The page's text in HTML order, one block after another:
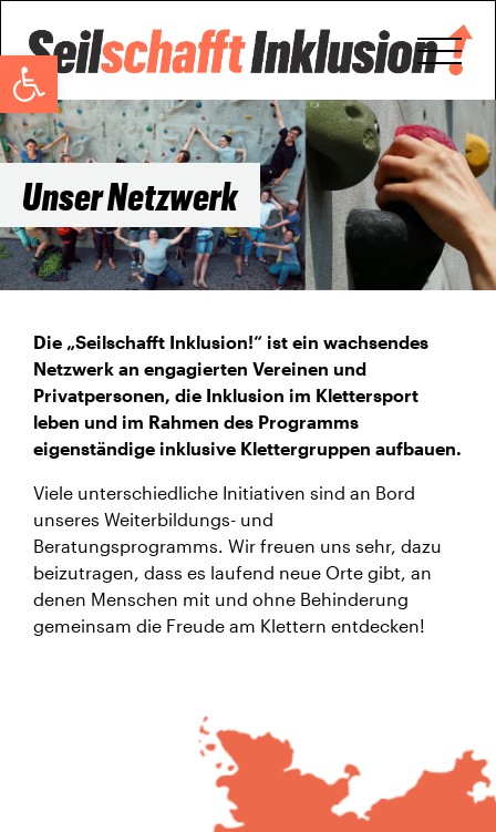
Open toolbar
Unser Netzwerk
Die „Seilschafft Inklusion!“ ist ein wachsendes
Netzwerk an engagierten Vereinen und
Privatpersonen, die Inklusion im Klettersport
leben und im Rahmen des Programms
eigenständige inklusive Klettergruppen aufbauen.
Viele unterschiedliche Initiativen sind an Bord
unseres Weiterbildungs- und
Beratungsprogramms. Wir freuen uns sehr, dazu
beizutragen, dass es laufend neue Orte gibt, an
denen Menschen mit und ohne Behinderung
gemeinsam die Freude am Klettern entdecken!